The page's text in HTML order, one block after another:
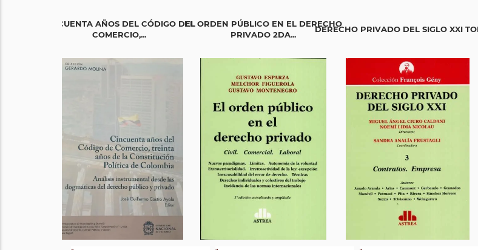
CINCUENTA AÑOS DEL CÓDIGO DEL
COMERCIO,...
EL ORDEN PÚBLICO EN EL DERECHO
PRIVADO 2DA...
DERECHO PRIVADO DEL SIGLO XXI